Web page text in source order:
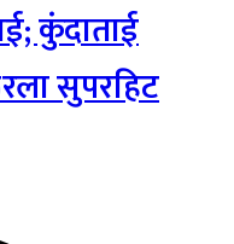
कुंदाताई
सुपरहिट